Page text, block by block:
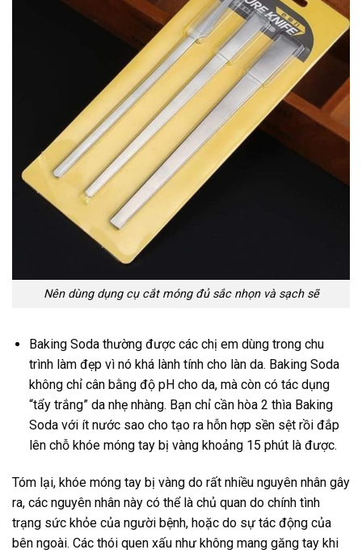
Nên dùng dụng cụ cắt móng đủ sắc nhọn và sạch sẽ
Baking Soda thường được các chị em dùng trong chu
trình làm đẹp vì nó khá lành tính cho làn da. Baking Soda
không chỉ cân bằng độ pH cho da, mà còn có tác dụng
“tẩy trắng” da nhẹ nhàng. Bạn chỉ cần hòa 2 thìa Baking
Soda với ít nước sao cho tạo ra hỗn hợp sền sệt rồi đắp
lên chỗ khóe móng tay bị vàng khoảng 15 phút là được.
Tóm lại, khóe móng tay bị vàng do rất nhiều nguyên nhân gây
ra, các nguyên nhân này có thể là chủ quan do chính tình
trạng sức khỏe của người bệnh, hoặc do sự tác động của
bên ngoài. Các thói quen xấu như không mang găng tay khi